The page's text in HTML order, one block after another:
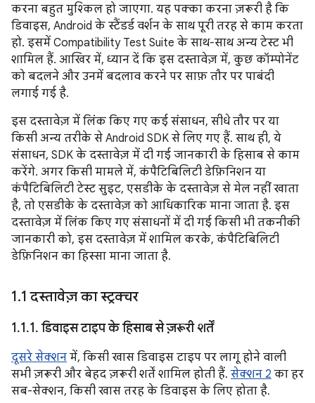
करना बहुत मुश्किल हो जाएगा. यह पक्का करना ज़रूरी है कि
डिवाइस, Android के स्टैंडर्ड वर्शन के साथ पूरी तरह से काम करता
हो. इसमें Compatibility Test Suite के साथ-साथ अन्य टेस्ट भी
शामिल हैं. आखिर में, ध्यान दें कि इस दस्तावेज़ में, कुछ कॉम्पोनेंट
को बदलने और उनमें बदलाव करने पर साफ़ तौर पर पाबंदी
लगाई गई है.
इस दस्तावेज़ में लिंक किए गए कई संसाधन, सीधे तौर पर या
किसी अन्य तरीके से Android SDK से लिए गए हैं. साथ ही, ये
संसाधन, SDK के दस्तावेज़ में दी गई जानकारी के हिसाब से काम
करेंगे. अगर किसी मामले में, कंपैटिबिलिटी डेफ़िनिशन या
कंपैटिबिलिटी टेस्ट सुइट, एसडीके के दस्तावेज़ से मेल नहीं खाता
है, तो एसडीके के दस्तावेज़ को आधिकारिक माना जाता है. इस
दस्तावेज़ में लिंक किए गए संसाधनों में दी गई किसी भी तकनीकी
जानकारी को, इस दस्तावेज़ में शामिल करके, कंपैटिबिलिटी
डेफ़िनिशन का हिस्सा माना जाता है.
1.1 दस्तावेज़ का स्ट्रक्चर
1.1.1. डिवाइस टाइप के हिसाब से ज़रूरी शर्तें
दूसरे सेक्शन में, किसी खास डिवाइस टाइप पर लागू होने वाली
सभी ज़रूरी और बेहद ज़रूरी शर्तें शामिल होती हैं. सेक्शन 2 का हर
सब-सेक्शन, किसी खास तरह के डिवाइस के लिए होता है.